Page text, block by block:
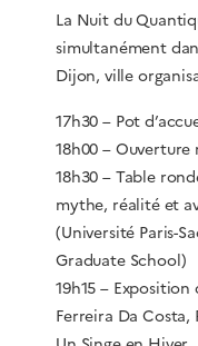
La Nuit du
simultanément
Dijon, ville
17h30 – Pot
18h00 –
18h30 – Table
mythe, réalité et
(Université Paris-
Graduate School)
19h15 – Exposition
Ferreira Da